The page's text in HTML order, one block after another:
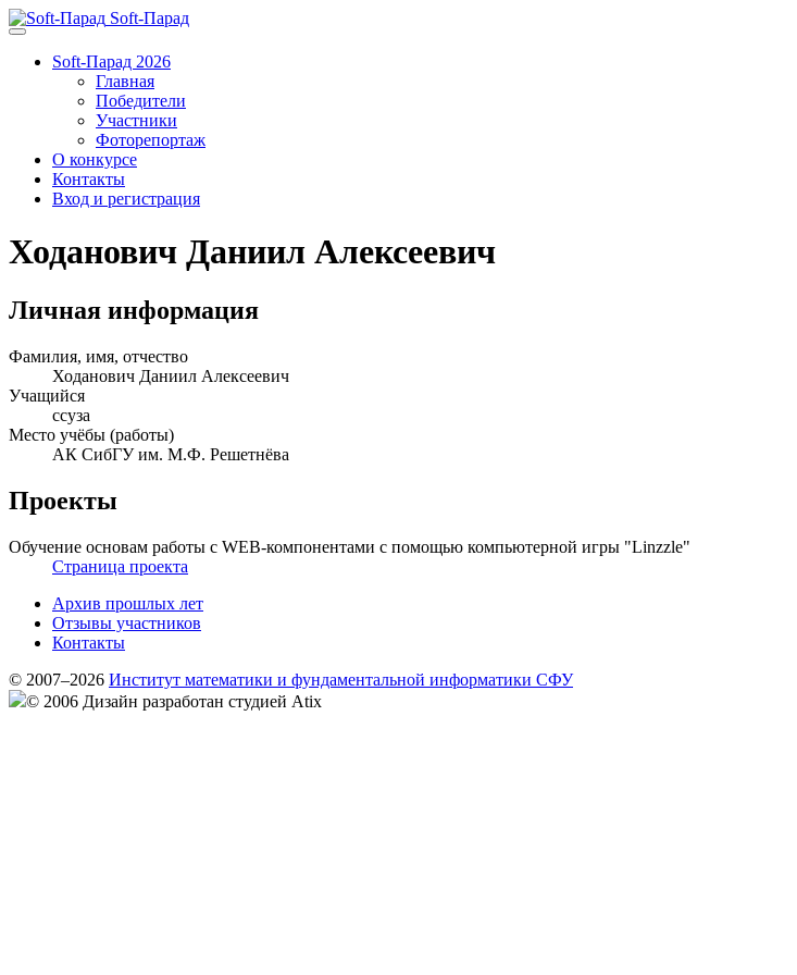
Soft-Парад
Soft-Парад 2026
Главная
Победители
Участники
Фоторепортаж
О конкурсе
Контакты
Вход и регистрация
Ходанович Даниил Алексеевич
Личная информация
Фамилия, имя, отчество
Ходанович Даниил Алексеевич
Учащийся
ссуза
Место учёбы (работы)
АК СибГУ им. М.Ф. Решетнёва
Проекты
Обучение основам работы с WEB-компонентами с помощью компьютерной игры "Linzzle"
Страница проекта
Архив прошлых лет
Отзывы участников
Контакты
© 2007–2026 Институт математики и фундаментальной информатики СФУ
© 2006 Дизайн разработан студией Atix